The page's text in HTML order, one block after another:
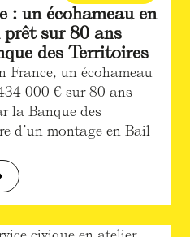
: un écohameau en
prêt sur 80 ans
des Territoires
France, un écohameau
000 € sur 80 ans
la Banque des
d’un montage en Bail